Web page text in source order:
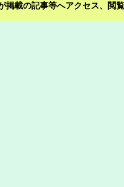
掲載の記事等へアクセス、閲